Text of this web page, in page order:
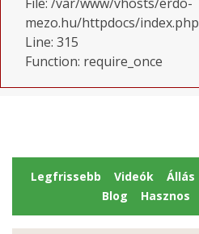
mezo.hu/httpdocs/index.php
Line: 315
Function: require_once
Legfrissebb Videók Állás
Blog
Hasznos